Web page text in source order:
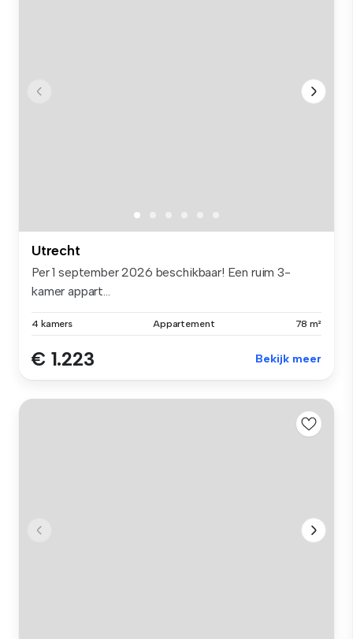
Utrecht
Per 1 september 2026 beschikbaar! Een ruim 3-
kamer appart...
4 kamers Appartement 78 m²
€ 1.223 Bekijk meer